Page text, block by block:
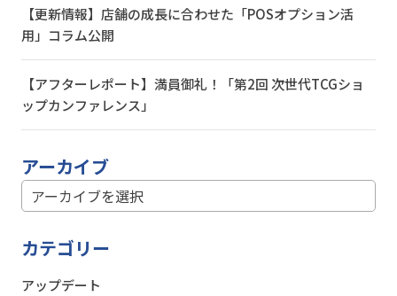
【更新情報】店舗の成長に合わせた「POSオプション活
用」コラム公開
【アフターレポート】満員御礼！「第2回 次世代TCGショ
ップカンファレンス」
アーカイブ
カテゴリー
アップデート